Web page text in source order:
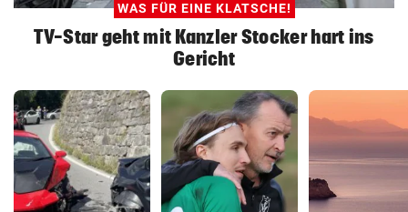
WAS FÜR EINE KLATSCHE!
TV-Star geht mit Kanzler Stocker hart ins
Gericht